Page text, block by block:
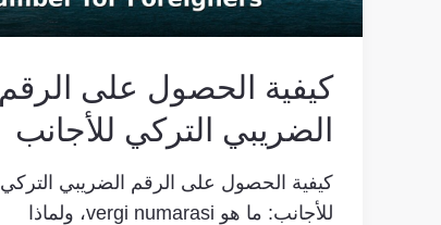
كيفية الحصول على الرقم
الضريبي التركي للأجانب
كيفية الحصول على الرقم الضريبي التركي
للأجانب: ما هو vergi numarasi، ولماذا
للأجانب